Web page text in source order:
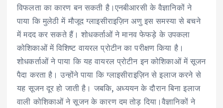
विफलता का कारण बन सकती है।एनबीआरसी के वैज्ञानिकों ने
पाया कि मुलेठी में मौजूद ग्लाइसीराइज़िन अणु इस समस्या से बचने
में मदद कर सकते हैं। शोधकर्ताओं ने मानव फेफड़े के उपकला
कोशिकाओं में विशिष्ट वायरल प्रोटीन का परीक्षण किया है।
शोधकर्ताओं ने पाया कि यह वायरल प्रोटीन इन कोशिकाओं में सूजन
पैदा करता है। उन्होंने पाया कि ग्लाइसीराइज़िन से इलाज करने से
यह सूजन दूर हो जाती है। जबकि, अध्ययन के दौरान बिना इलाज
वाली कोशिकाओं ने सूजन के कारण दम तोड़ दिया।वैज्ञानिकों ने